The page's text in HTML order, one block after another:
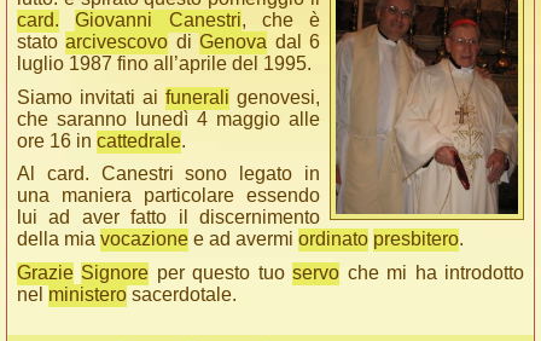
card.
Giovanni Canestri, che è
statoarcivescovo diGenova dal 6
luglio 1987 fino all’aprile del 1995.
Siamo invitati ai funerali genovesi,
che saranno lunedì 4 maggio alle
ore 16 in cattedrale.
Al card. Canestri sono legato in
una maniera particolare essendo
lui ad aver fatto il discernimento
della mia vocazione e ad avermi ordinato presbitero.
Grazie Signore per questo tuoservo che mi ha introdotto
nel ministero sacerdotale.